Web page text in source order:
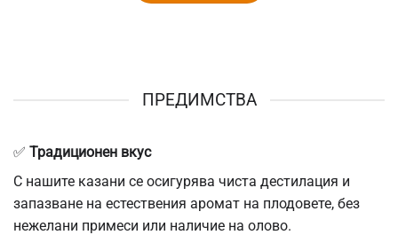
ПРЕДИМСТВА
✅ Традиционен вкус
С нашите казани се осигурява чиста дестилация и
запазване на естествения аромат на плодовете, без
нежелани примеси или наличие на олово.